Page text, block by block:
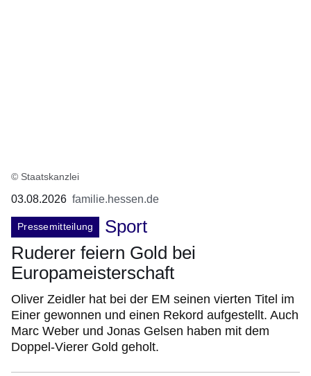
© Staatskanzlei
03.08.2026 familie.hessen.de
Pressemitteilung
Sport
Ruderer feiern Gold bei
Europameisterschaft
Oliver Zeidler hat bei der EM seinen vierten Titel im
Einer gewonnen und einen Rekord aufgestellt. Auch
Marc Weber und Jonas Gelsen haben mit dem
Doppel-Vierer Gold geholt.